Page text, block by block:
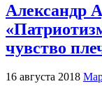
Александр
чувство
16 августа 2018